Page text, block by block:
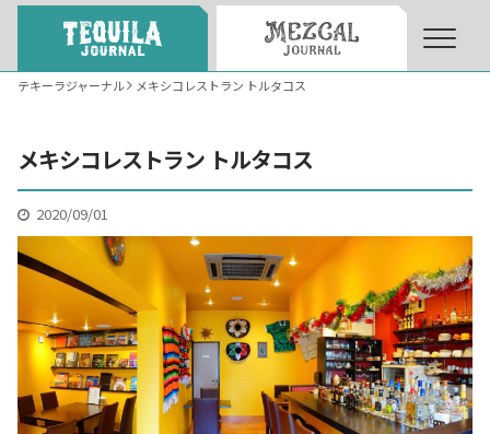
テキーラとは What’s Tequila
テキーラのつくり方 How to Make Tequila
テキーラマーケット Tequila Market
テキーラジャーナル メキシコレストラン トルタコス
メキシコレストラン トルタコス
2020/09/01